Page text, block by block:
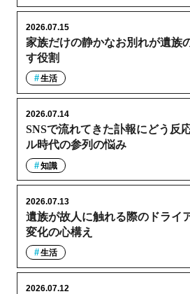
家族だけの静かなお別れが遺族
す役割
2026.07.15
生活
SNSで流れてきた訃報にどう反
ル時代の参列の悩み
2026.07.14
知識
遺族が故人に触れる際のドライ
変化の心構え
2026.07.13
生活
2026.07.12